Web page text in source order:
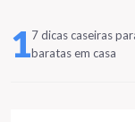
17 dicas caseiras
baratas em casa